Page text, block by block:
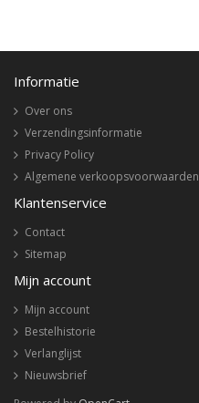
Informatie
Over ons
Verzendingsinformatie
Privacy Policy
Algemene verkoopsvoorwaarden
Klantenservice
Contact
Sitemap
Mijn account
Mijn account
Bestelhistorie
Verlanglijst
Nieuwsbrief